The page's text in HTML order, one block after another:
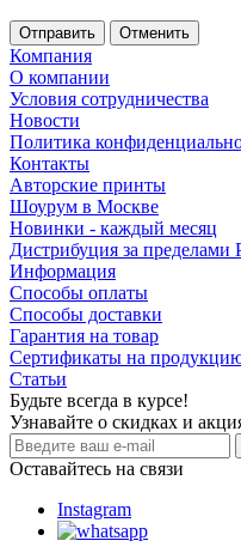
Отменить
Компания
О компании
Условия сотрудничества
Новости
Политика
Контакты
Авторские принты
Шоурум в Москве
Новинки - каждый месяц
Дистрибуция за пределами
Информация
Способы оплаты
Способы доставки
Гарантия на товар
Сертификаты на
Статьи
Будьте всегда в курсе!
Узнавайте о скидках и
Оставайтесь на связи
Instagram